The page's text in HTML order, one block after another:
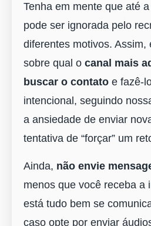
Tenha em mente que até
pode ser ignorada pelo
diferentes motivos. Assim,
sobre qual o canal mais
buscar o contato e fazê-
intencional, seguindo
a ansiedade de enviar
tentativa de “forçar” um
Ainda, não envie
menos que você receba a
está tudo bem se
caso opte por enviar